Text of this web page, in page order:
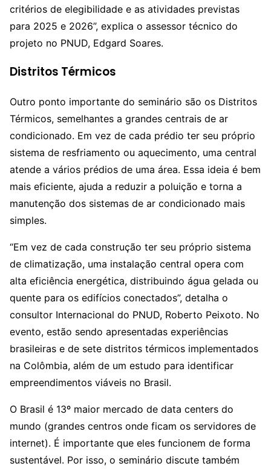
critérios de elegibilidade e as atividades previstas
para 2025 e 2026”, explica o assessor técnico do
projeto no PNUD, Edgard Soares.
Distritos Térmicos
Outro ponto importante do seminário são os Distritos
Térmicos, semelhantes a grandes centrais de ar
condicionado. Em vez de cada prédio ter seu próprio
sistema de resfriamento ou aquecimento, uma central
atende a vários prédios de uma área. Essa ideia é bem
mais eficiente, ajuda a reduzir a poluição e torna a
manutenção dos sistemas de ar condicionado mais
simples.
“Em vez de cada construção ter seu próprio sistema
de climatização, uma instalação central opera com
alta eficiência energética, distribuindo água gelada ou
quente para os edifícios conectados”, detalha o
consultor Internacional do PNUD, Roberto Peixoto. No
evento, estão sendo apresentadas experiências
brasileiras e de sete distritos térmicos implementados
na Colômbia, além de um estudo para identificar
empreendimentos viáveis no Brasil.
O Brasil é 13º maior mercado de data centers do
mundo (grandes centros onde ficam os servidores de
internet). É importante que eles funcionem de forma
sustentável. Por isso, o seminário discute também